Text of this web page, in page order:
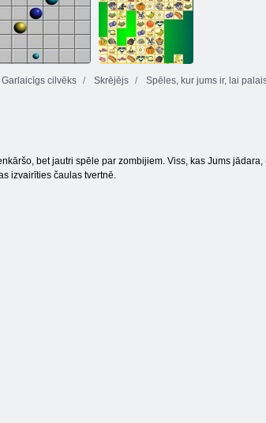
Eiro futbola
sprints
Garlaicīgs cilvēks Skrējējs Spēles, kur jums ir, lai
bet jautri spēle par zombijiem. Viss, kas Jums
izvairīties čaulas tvertnē.